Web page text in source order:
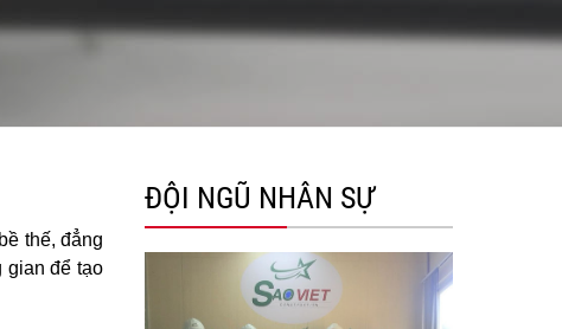
thế, đẳng
gian để tạo
ĐỘI NGŨ NHÂN SỰ